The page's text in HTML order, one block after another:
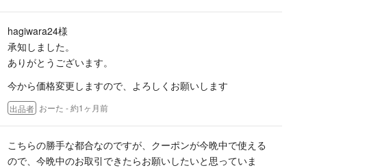
hagiwara24様
承知しました。
ありがとうございます。
今から価格変更しますので、よろしくお願いします
出品者 おーた - 約1ヶ月前
こちらの勝手な都合なのですが、クーポンが今晩中で使える
ので、今晩中のお取引できたらお願いしたいと思っていま